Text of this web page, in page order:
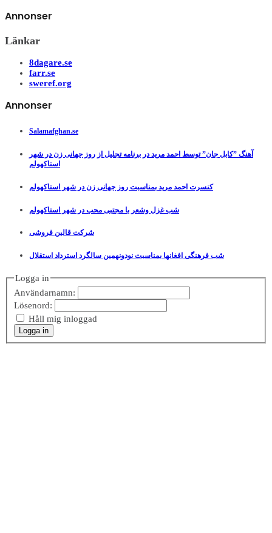
Annonser
Länkar
8dagare.se
farr.se
sweref.org
Annonser
Salamafghan.se
آهنگ ”کابل جان” توسط احمد مرید در برنامه تجلیل از روز جهانی زن در شهر
استاکهولم
کنسرت احمد مرید بمناسبت روز جهانی زن در شهر استاکهولم
شب غزل وشعر با مجتبی محب در شهر استاکهولم
شرکت قالین فروشی
شب فرهنگی افغانها بمناسبت نودونهمین سالگرد استرداد استقلال
Logga in
Användarnamn:
Lösenord:
Håll mig inloggad
Logga in